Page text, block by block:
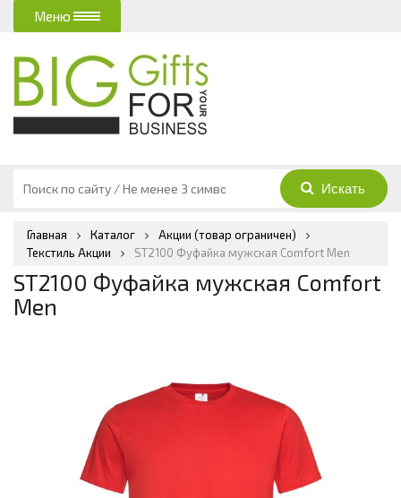
Меню
Главная Каталог
Акции (товар ограничен)
Текстиль Акции
ST2100 Фуфайка мужская Comfort Men
ST2100 Фуфайка мужская Comfort
Men